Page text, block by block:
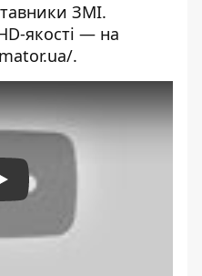
ЗМІ.
якості — на
.